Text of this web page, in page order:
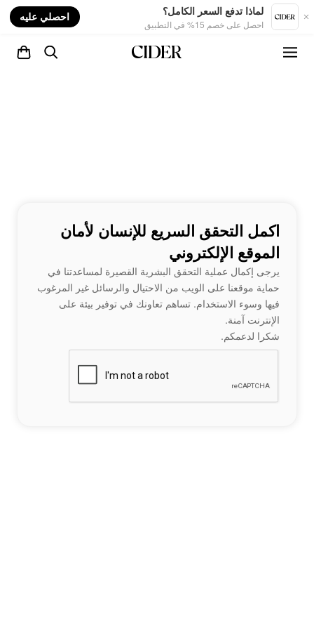
لماذا تدفع السعر الكامل؟
احصل على خصم 15% في التطبيق
احصلي عليه
اكمل التحقق السريع للإنسان لأمان
الموقع الإلكتروني
يرجى إكمال عملية التحقق البشرية القصيرة لمساعدتنا في
حماية موقعنا على الويب من الاحتيال والرسائل غير المرغوب
فيها وسوء الاستخدام. تساهم تعاونك في توفير بيئة على
الإنترنت آمنة.
شكرا لدعمكم.